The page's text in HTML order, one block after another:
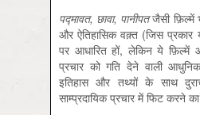
पद्मावत, छावा, पानीपतजैसी फ़िल्में
और ऐतिहासिक वक़्त (जिस
पर आधारित हों, लेकिन ये फ़िल्में
प्रचार को गति देने वाली
इतिहास और तथ्यों के साथ
साम्प्रदायिक प्रचार में फिट करने